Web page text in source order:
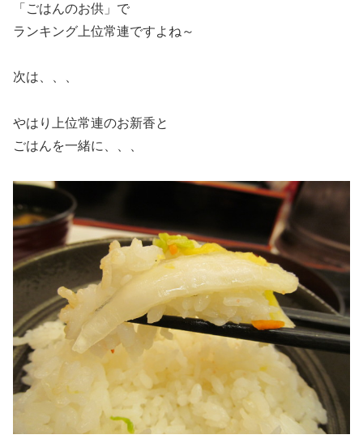
「ごはんのお供」で
ランキング上位常連ですよね～
次は、、、
やはり上位常連のお新香と
ごはんを一緒に、、、